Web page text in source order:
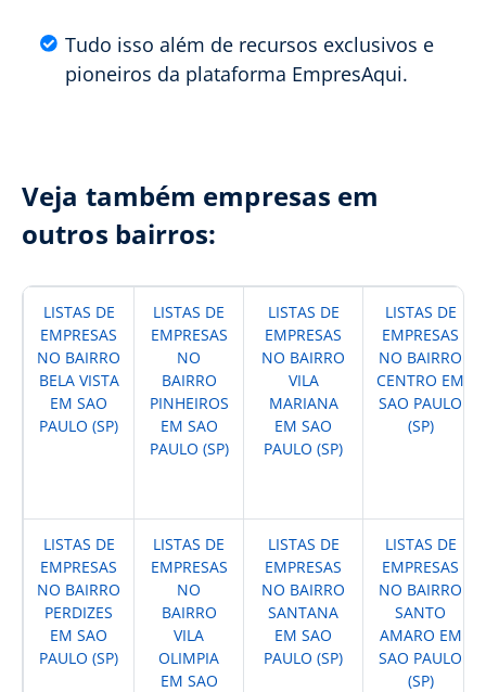
Tudo isso além de recursos exclusivos e
pioneiros da plataforma EmpresAqui.
Veja também empresas em
outros bairros:
LISTAS DE
EMPRESAS
NO BAIRRO
BELA VISTA
EM SAO
PAULO (SP)
LISTAS DE
EMPRESAS
NO
BAIRRO
PINHEIROS
EM SAO
PAULO (SP)
LISTAS DE
EMPRESAS
NO BAIRRO
VILA
MARIANA
EM SAO
PAULO (SP)
LISTAS DE
EMPRESAS
NO BAIRRO
CENTRO EM
SAO PAULO
(SP)
LISTAS DE
EMPRESAS
NO BAIRRO
PERDIZES
EM SAO
PAULO (SP)
LISTAS DE
EMPRESAS
NO
BAIRRO
VILA
OLIMPIA
EM SAO
LISTAS DE
EMPRESAS
NO BAIRRO
SANTANA
EM SAO
PAULO (SP)
LISTAS DE
EMPRESAS
NO BAIRRO
SANTO
AMARO EM
SAO PAULO
(SP)